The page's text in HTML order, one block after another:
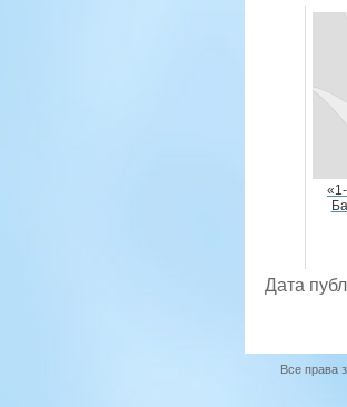
Дата
Все права